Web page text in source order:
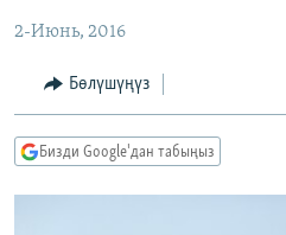
МАДАНИЯТ
ТВ ПРОГРАММАЛАР
БҮГҮН АЗАТТЫКТА
ПОДКАСТ
Русский
2-Июнь, 2016
Бөлүшүңүз
Бизди Google'дан табыңыз